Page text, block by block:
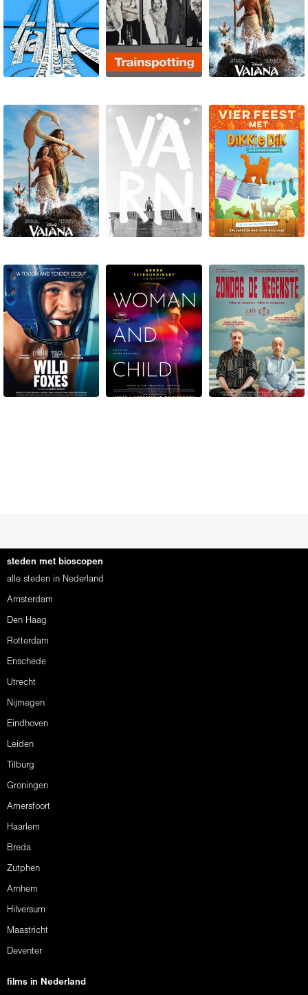
steden met bioscopen
alle steden in Nederland
Amsterdam
Den Haag
Rotterdam
Enschede
Utrecht
Nijmegen
Eindhoven
Leiden
Tilburg
Groningen
Amersfoort
Haarlem
Breda
Zutphen
Arnhem
Hilversum
Maastricht
Deventer
films in Nederland